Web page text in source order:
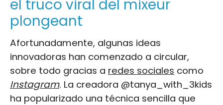
el truco viral del mixeur
plongeant
Afortunadamente, algunas ideas
innovadoras han comenzado a circular,
sobre todo gracias a redes sociales como
Instagram. La creadora @tanya_with_3kids
ha popularizado una técnica sencilla que